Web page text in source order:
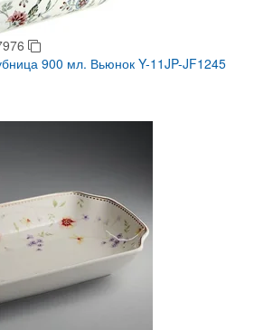
900 мл. Вьюнок Y-11JP-JF1245